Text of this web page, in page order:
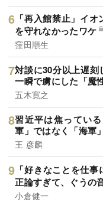
「再入館禁止」イ
を守れなかったワケ
窪田順生
対談に30分以上遅
一瞬で虜にした「魔
五木寛之
習近平は焦ってい
軍」ではなく「海軍
王 彦麟
「好きなことを仕
正論すぎて、ぐうの
小倉健一